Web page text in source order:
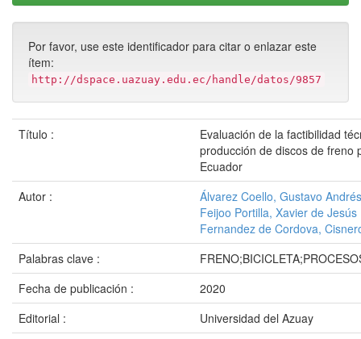
Por favor, use este identificador para citar o enlazar este
ítem:
http://dspace.uazuay.edu.ec/handle/datos/9857
Título :
Evaluación de la factibilidad
producción de discos de freno
Ecuador
Autor :
Álvarez Coello, Gustavo Andrés
Feijoo Portilla, Xavier de Jesús
Fernandez de Cordova,
Palabras clave :
Fecha de publicación :
2020
Editorial :
Universidad del Azuay